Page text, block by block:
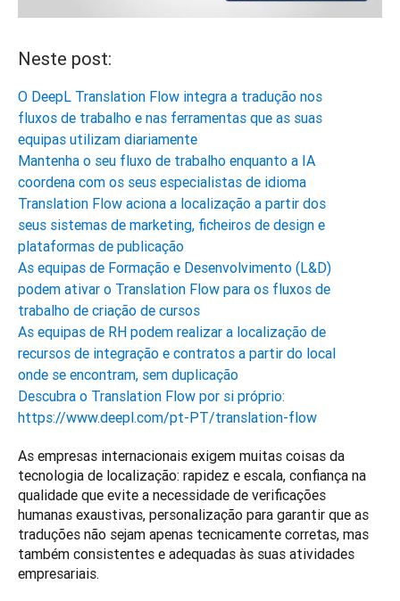
Neste post:
O DeepL Translation Flow integra a tradução nos
fluxos de trabalho e nas ferramentas que as suas
equipas utilizam diariamente
Mantenha o seu fluxo de trabalho enquanto a IA
coordena com os seus especialistas de idioma
Translation Flow aciona a localização a partir dos
seus sistemas de marketing, ficheiros de design e
plataformas de publicação
As equipas de Formação e Desenvolvimento (L&D)
podem ativar o Translation Flow para os fluxos de
trabalho de criação de cursos
As equipas de RH podem realizar a localização de
recursos de integração e contratos a partir do local
onde se encontram, sem duplicação
Descubra o Translation Flow por si próprio:
https://www.deepl.com/pt-PT/translation-flow
As empresas internacionais exigem muitas coisas da
tecnologia de localização: rapidez e escala, confiança na
qualidade que evite a necessidade de verificações
humanas exaustivas, personalização para garantir que as
traduções não sejam apenas tecnicamente corretas, mas
também consistentes e adequadas às suas atividades
empresariais.